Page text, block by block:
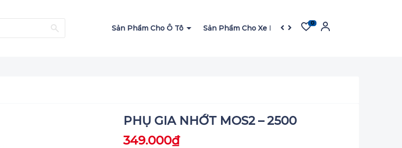
Sản Phẩm Cho Ô Tô Sản Phẩm Cho Xe Máy Sản Phẩm Cho Garage
0
PHỤ GIA NHỚT MOS2 – 2500
349.000₫